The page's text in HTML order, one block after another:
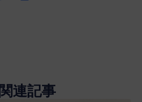
関連記事